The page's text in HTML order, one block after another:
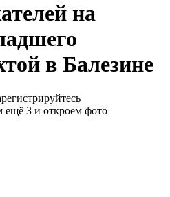
на
в Балезине
ещё 3 и откроем фото